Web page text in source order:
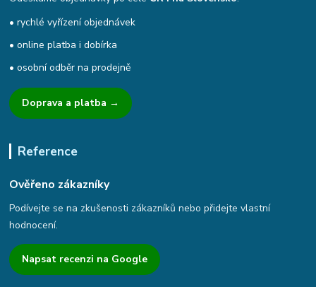
• rychlé vyřízení objednávek
• online platba i dobírka
• osobní odběr na prodejně
Doprava a platba →
Reference
Ověřeno zákazníky
Podívejte se na zkušenosti zákazníků nebo přidejte vlastní
hodnocení.
Napsat recenzi na Google